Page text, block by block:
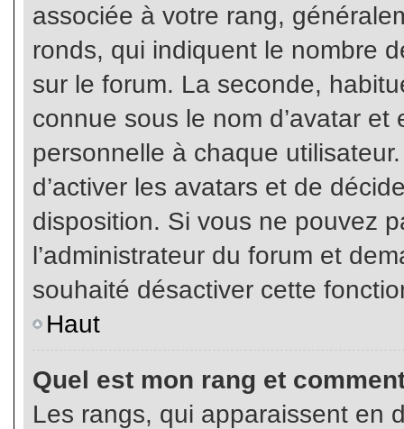
associée à votre rang,
ronds, qui indiquent le nombre
sur le forum. La seconde,
connue sous le nom d’avatar
personnelle à chaque
d’activer les avatars et de
disposition. Si vous ne pouvez
l’administrateur du forum et
souhaité désactiver cette
Haut
Quel est mon rang et
Les rangs, qui apparaissent en